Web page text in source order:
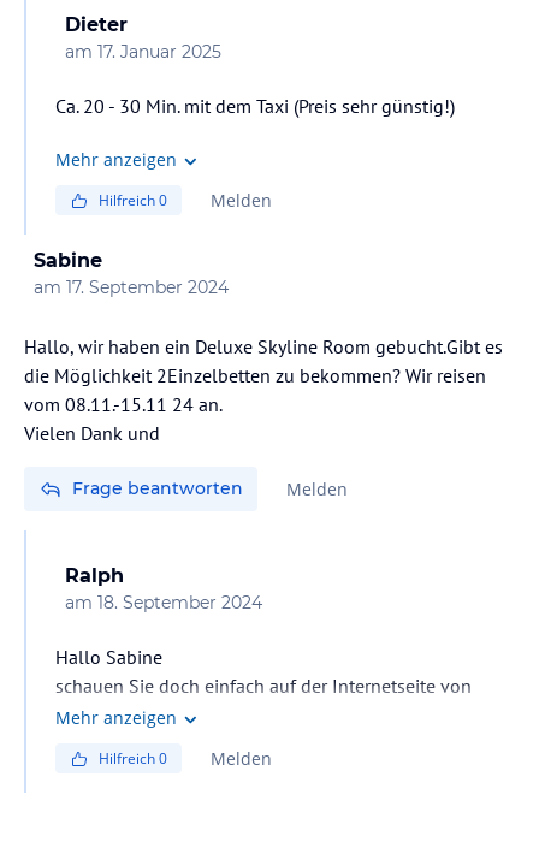
Dieter
am 17. Januar 2025
Ca. 20 - 30 Min. mit dem Taxi (Preis sehr günstig!)
Mehr anzeigen
Hilfreich0 Melden
Sabine
am 17. September 2024
Hallo, wir haben ein Deluxe Skyline Room gebucht.Gibt es
die Möglichkeit 2Einzelbetten zu bekommen? Wir reisen
vom 08.11.-15.11 24 an.
Vielen Dank und
Frage beantworten Melden
Ralph
am 18. September 2024
Hallo Sabine
schauen Sie doch einfach auf der Internetseite von
Sheraton ob diese Option angeboten wird.
Mehr anzeigen
Hilfreich0 Melden